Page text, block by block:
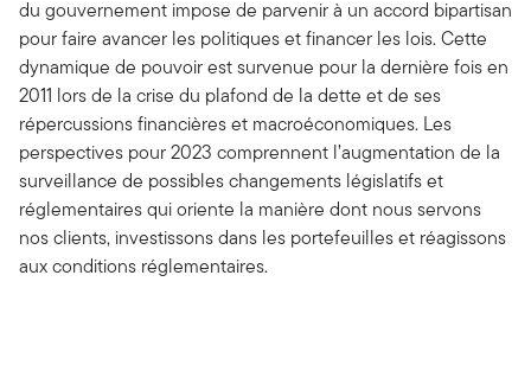
du gouvernement impose de parvenir à un accord bipartisan
pour faire avancer les politiques et financer les lois. Cette
dynamique de pouvoir est survenue pour la dernière fois en
2011 lors de la crise du plafond de la dette et de ses
répercussions financières et macroéconomiques. Les
perspectives pour 2023 comprennent l’augmentation de la
surveillance de possibles changements législatifs et
réglementaires qui oriente la manière dont nous servons
nos clients, investissons dans les portefeuilles et réagissons
aux conditions réglementaires.